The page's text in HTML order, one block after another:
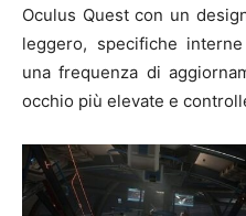
Oculus Quest con un
leggero, specifiche
una frequenza di
occhio più elevate e